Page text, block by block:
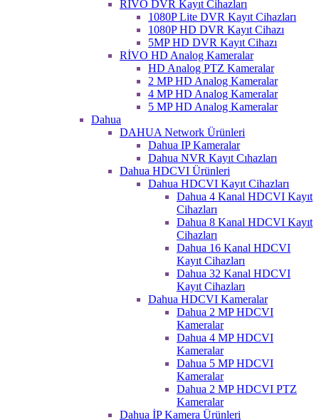
RİVO DVR Kayıt Cihazları
1080P Lite DVR Kayıt Cihazları
1080P HD DVR Kayıt Cihazı
5MP HD DVR Kayıt Cihazı
RİVO HD Analog Kameralar
HD Analog PTZ Kameralar
2 MP HD Analog Kameralar
4 MP HD Analog Kameralar
5 MP HD Analog Kameralar
Dahua
DAHUA Network Ürünleri
Dahua IP Kameralar
Dahua NVR Kayıt Cıhazları
Dahua HDCVI Ürünleri
Dahua HDCVI Kayıt Cihazları
Dahua 4 Kanal HDCVI Kayıt
Cihazları
Dahua 8 Kanal HDCVI Kayıt
Cihazları
Dahua 16 Kanal HDCVI
Kayıt Cihazları
Dahua 32 Kanal HDCVI
Kayıt Cihazları
Dahua HDCVI Kameralar
Dahua 2 MP HDCVI
Kameralar
Dahua 4 MP HDCVI
Kameralar
Dahua 5 MP HDCVI
Kameralar
Dahua 2 MP HDCVI PTZ
Kameralar
Dahua İP Kamera Ürünleri